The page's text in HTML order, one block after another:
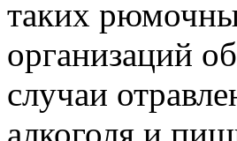
таких
организаций
случаи
алкоголя и